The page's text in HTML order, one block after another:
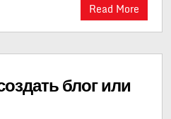
Read More
блог или